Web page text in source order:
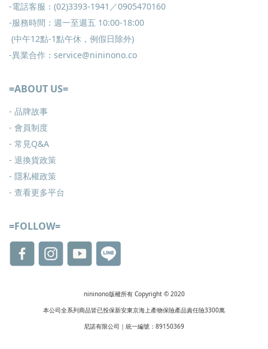
-電話客服：(02)3393-1941／0905470160
-服務時間：週一至週五 10:00-18:00
(中午12點-1點午休，例假日除外)
-異業合作：service@nininono.co
=ABOUT US=
- 品牌故事
- 會員制度
- 常見Q&A
- 退換貨政策
- 隱私權政策
- 查看更多平台
=FOLLOW=
nininono版權所有 Copyright © 2020
本公司全系列商品皆已投保新安東京海上產物保險產品責任險3300萬
尼諾有限公司｜統一編號：89150369